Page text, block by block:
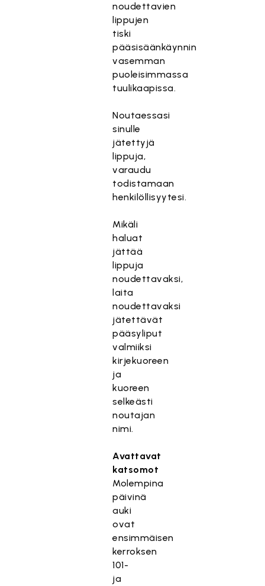
noudettavien
lippujen
tiski
pääsisäänkäynnin
vasemman
puoleisimmassa
tuulikaapissa.
Noutaessasi
sinulle
jätettyjä
lippuja,
varaudu
todistamaan
henkilöllisyytesi.
Mikäli
haluat
jättää
lippuja
noudettavaksi,
laita
noudettavaksi
jätettävät
pääsyliput
valmiiksi
kirjekuoreen
ja
kuoreen
selkeästi
noutajan
nimi.
Avattavat
katsomot
Molempina
päivinä
auki
ovat
ensimmäisen
kerroksen
101-
ja